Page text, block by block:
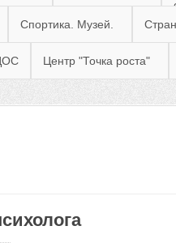
Спортика. Музей.
Центр "Точка роста"